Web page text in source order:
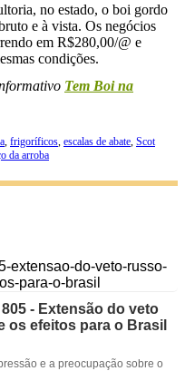
no estado, o boi gordo
e à vista. Os negócios
em R$280,00/@ e
condições.
Tem Boi na
, frigoríficos, escalas de abate, Scot
da arroba
- Extensão do veto
os efeitos para o Brasil
e a preocupação sobre o